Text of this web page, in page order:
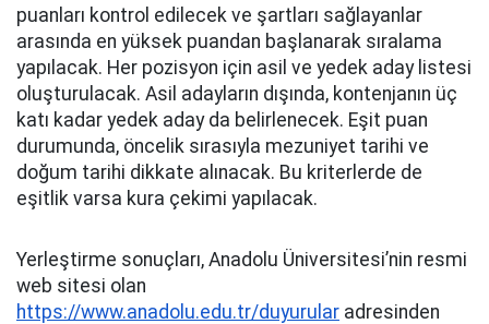
puanları kontrol edilecek ve şartları sağlayanlar
arasında en yüksek puandan başlanarak sıralama
yapılacak. Her pozisyon için asil ve yedek aday listesi
oluşturulacak. Asil adayların dışında, kontenjanın üç
katı kadar yedek aday da belirlenecek. Eşit puan
durumunda, öncelik sırasıyla mezuniyet tarihi ve
doğum tarihi dikkate alınacak. Bu kriterlerde de
eşitlik varsa kura çekimi yapılacak.
Yerleştirme sonuçları, Anadolu Üniversitesi’nin resmi
web sitesi olan
https://www.anadolu.edu.tr/duyurular adresinden